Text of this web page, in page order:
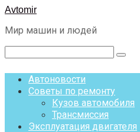
Перейти
контенту
Avtomir
Мир машин и людей
Поиск:
Автоновости
Советы по ремонту
Кузов автомобиля
Трансмиссия
Эксплуатация двигателя